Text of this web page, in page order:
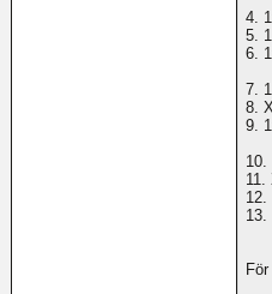
4.
5. 1
6.
7.
8.
9.
10.
11.
12.
13.